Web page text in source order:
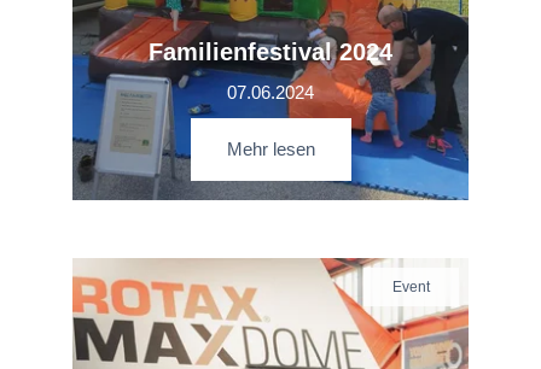
Familienfestival 2024
07.06.2024
Mehr lesen
Event